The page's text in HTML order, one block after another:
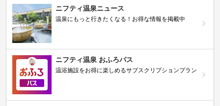
ニフティ温泉ニュース
温泉にもっと行きたくなる！お得な情報を掲載中
ニフティ温泉 おふろパス
温浴施設をお得に楽しめるサブスクリプションプラン